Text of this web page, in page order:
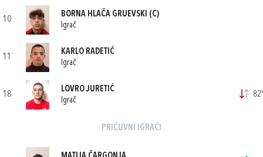
10
BORNA HLAČA GRUEVSKI (C)
Igrač
11
KARLO RADETIĆ
Igrač
18
LOVRO JURETIĆ
Igrač
82'
PRIČUVNI IGRAČI